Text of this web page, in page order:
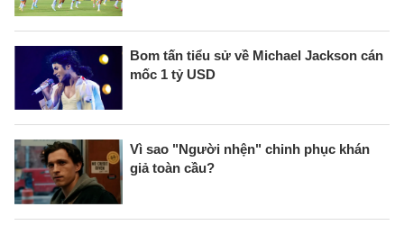
Bom tấn tiểu sử về Michael Jackson cán
mốc 1 tỷ USD
Vì sao "Người nhện" chinh phục khán
giả toàn cầu?